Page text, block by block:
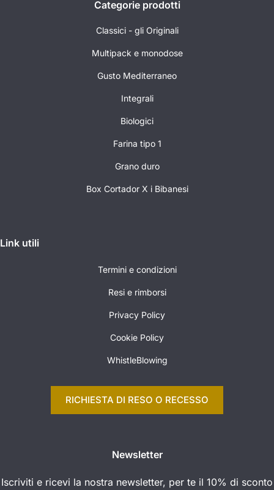
Categorie prodotti
Classici - gli Originali
Multipack e monodose
Gusto Mediterraneo
Integrali
Biologici
Farina tipo 1
Grano duro
Box Cortador X i Bibanesi
Link utili
Termini e condizioni
Resi e rimborsi
Privacy Policy
Cookie Policy
WhistleBlowing
RICHIESTA DI RESO O RECESSO
Newsletter
Iscriviti e ricevi la nostra newsletter, per te il 10% di sconto